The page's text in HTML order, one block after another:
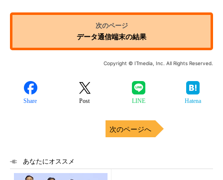
データ通信端末の結果
Copyright © ITmedia, Inc. All Rights Reserved.
Share Post LINE Hatena
次のページへ
あなたにオススメ